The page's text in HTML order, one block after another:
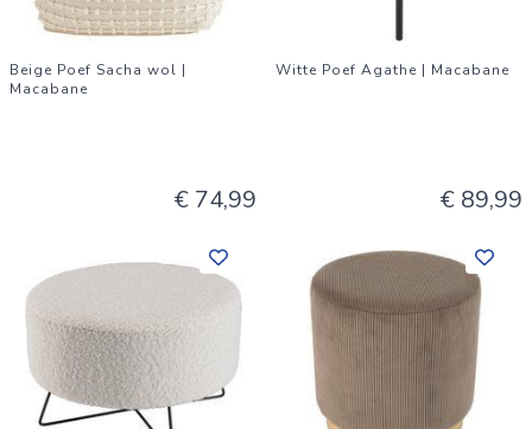
Beige Poef Sacha wol |
Macabane
€ 74,99
Witte Poef Agathe | Macabane
€ 89,99